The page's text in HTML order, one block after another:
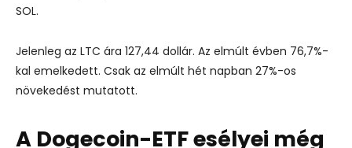
SOL.
Jelenleg az LTC ára 127,44 dollár. Az elmúlt évben 76,7%-
kal emelkedett. Csak az elmúlt hét napban 27%-os
növekedést mutatott.
A Dogecoin-ETF esélyei még